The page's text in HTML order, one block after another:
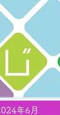
年6月